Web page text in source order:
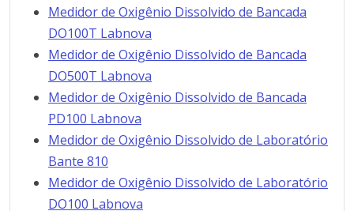
Medidor de Oxigênio Dissolvido de Bancada
DO100T Labnova
Medidor de Oxigênio Dissolvido de Bancada
DO500T Labnova
Medidor de Oxigênio Dissolvido de Bancada
PD100 Labnova
Medidor de Oxigênio Dissolvido de Laboratório
Bante 810
Medidor de Oxigênio Dissolvido de Laboratório
DO100 Labnova